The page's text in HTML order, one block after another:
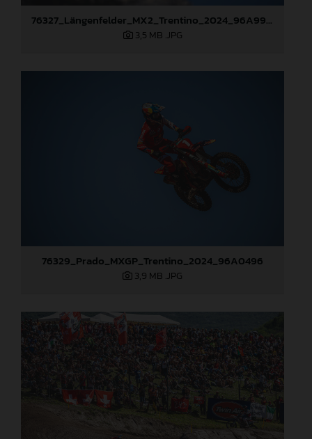
76327_Längenfelder_MX2_Trentino_2024_96A9945
3,5 MB .JPG
76329_Prado_MXGP_Trentino_2024_96A0496
3,9 MB .JPG